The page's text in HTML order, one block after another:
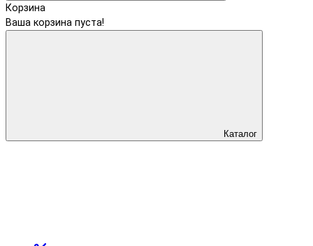
Корзина
Ваша корзина пуста!
Каталог